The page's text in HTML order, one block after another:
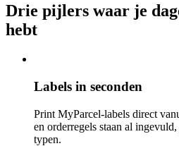
Drie pijlers waar je
hebt
Labels in seconden
Print MyParcel-labels direct
en orderregels staan al
typen.